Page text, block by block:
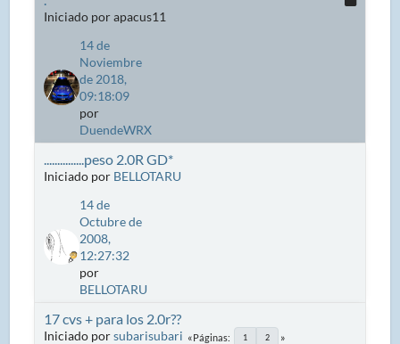
Iniciado por apacus11
14 de
Noviembre
de 2018,
09:18:09
por
DuendeWRX
...............peso 2.0R GD*
Iniciado por BELLOTARU
14 de
Octubre de
2008,
12:27:32
por
BELLOTARU
17 cvs + para los 2.0r??
Iniciado porsubarisubari Páginas 1 2